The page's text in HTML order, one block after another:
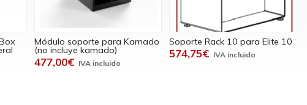
Módulo soporte para Kamado
(no incluye kamado)
477,00€
Soporte Rack 10 para Elite 10
574,75€